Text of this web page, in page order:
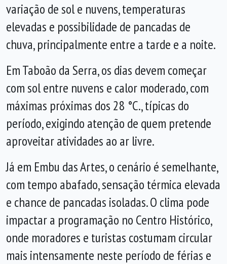
variação de sol e nuvens, temperaturas
elevadas e possibilidade de pancadas de
chuva, principalmente entre a tarde e a noite.
Em Taboão da Serra, os dias devem começar
com sol entre nuvens e calor moderado, com
máximas próximas dos 28 °C., típicas do
período, exigindo atenção de quem pretende
aproveitar atividades ao ar livre.
Já em Embu das Artes, o cenário é semelhante,
com tempo abafado, sensação térmica elevada
e chance de pancadas isoladas. O clima pode
impactar a programação no Centro Histórico,
onde moradores e turistas costumam circular
mais intensamente neste período de férias e